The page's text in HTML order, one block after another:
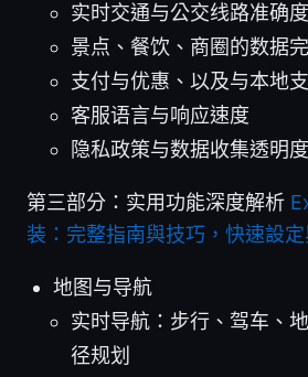
实时交通与公交线路准确度
景点、餐饮、商圈的数据
支付与优惠、以及与本地
客服语言与响应速度
隐私政策与数据收集透明度
第三部分：实用功能深度解析
装：完整指南與技巧，快速設
地图与导航
实时导航：步行、驾车、
径规划